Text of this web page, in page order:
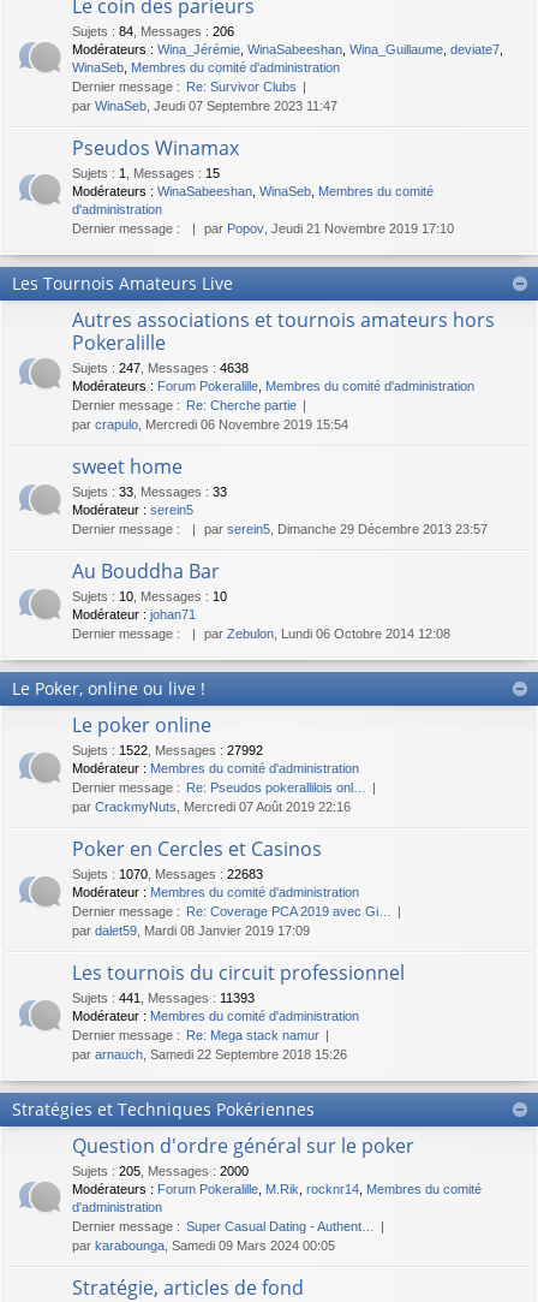
Le coin des parieurs
Sujets : 84 Messages : 206
Modérateurs : Wina_Jérémie WinaSabeeshan Wina_Guillaume deviate7
WinaSeb Membres du comité d'administration
Dernier message : Re: Survivor Clubs
par WinaSeb , Jeudi 07 Septembre 2023 11:47
Pseudos Winamax
Sujets : 1 Messages : 15
Modérateurs : WinaSabeeshan WinaSeb Membres du comité
d'administration
Dernier message :
par Popov , Jeudi 21 Novembre 2019 17:10
Les Tournois Amateurs Live
Autres associations et tournois amateurs hors
Pokeralille
Sujets : 247 Messages : 4638
Modérateurs : Forum Pokeralille Membres du comité d'administration
Dernier message : Re: Cherche partie
par crapulo , Mercredi 06 Novembre 2019 15:54
sweet home
Sujets : 33 Messages : 33
Modérateur : serein5
Dernier message :
par serein5 , Dimanche 29 Décembre 2013 23:57
Au Bouddha Bar
Sujets : 10 Messages : 10
Modérateur : johan71
Dernier message :
par Zebulon , Lundi 06 Octobre 2014 12:08
Le Poker, online ou live !
Le poker online
Sujets : 1522 Messages : 27992
Modérateur : Membres du comité d'administration
Dernier message : Re: Pseudos pokerallilois onl…
par CrackmyNuts , Mercredi 07 Août 2019 22:16
Poker en Cercles et Casinos
Sujets : 1070 Messages : 22683
Modérateur : Membres du comité d'administration
Dernier message : Re: Coverage PCA 2019 avec Gi…
par dalet59 , Mardi 08 Janvier 2019 17:09
Les tournois du circuit professionnel
Sujets : 441 Messages : 11393
Modérateur : Membres du comité d'administration
Dernier message : Re: Mega stack namur
par arnauch , Samedi 22 Septembre 2018 15:26
Stratégies et Techniques Pokériennes
Question d'ordre général sur le poker
Sujets : 205 Messages : 2000
Modérateurs : Forum Pokeralille M.Rik rocknr14 Membres du comité
d'administration
Dernier message : Super Сasual Dating - Authent…
par karabounga , Samedi 09 Mars 2024 00:05
Stratégie, articles de fond